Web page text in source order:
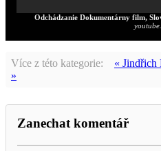
Odchádzanie Dokumentárny film,
Více z této kategorie: « Jindřich
»
Zanechat komentář